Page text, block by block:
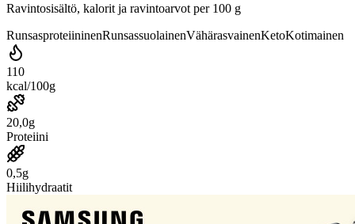
Ravintosisältö, kalorit ja ravintoarvot per 100 g
RunsasproteiininenRunsassuolainenVähärasvainenKetoKotimainen
110
kcal/100g
20,0g
Proteiini
0,5g
Hiilihydraatit